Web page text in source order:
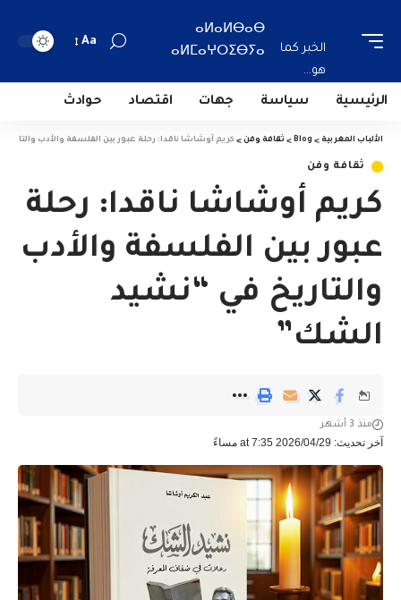
الخبر كما
هو...
ⴰⵍⴰⵍⴱⴰⴱ
ⴰⵍⵎⴰⵖⵔⵉⴱⵢⴰ
Aa
الرئيسية سياسة جهات اقتصاد حوادث
الألباب المغربية >
Blog
> ثقافة وفن > كريم أوشاشا ناقدا: رحلة عبور بين الفلسفة والأدب
ثقافة وفن
كريم أوشاشا ناقدا: رحلة
عبور بين الفلسفة والأدب
والتاريخ في “نشيد
الشك”
آخر تحديث: 2026/04/29 at 7:35 مساءً
منذ 3 أشهر